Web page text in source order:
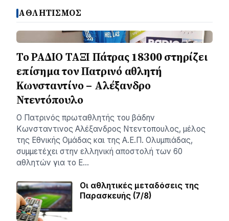
ΑΘΛΗΤΙΣΜΟΣ
Το ΡΑΔΙΟ ΤΑΞΙ Πάτρας 18300 στηρίζει
επίσημα τον Πατρινό αθλητή
Κωνσταντίνο – Αλέξανδρο
Ντεντόπουλο
Ο Πατρινός πρωταθλητής του βάδην
Κωνσταντινος Αλέξανδρος Ντεντοπουλος, μέλος
της Εθνικής Ομάδας και της Α.Ε.Π. Ολυμπιάδας,
συμμετέχει στην ελληνική αποστολή των 60
αθλητών για το Ε…
Οι αθλητικές μεταδόσεις της
Παρασκευής (7/8)